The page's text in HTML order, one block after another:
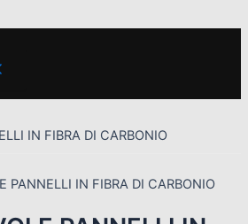
IN FIBRA DI CARBONIO
PANNELLI IN FIBRA DI CARBONIO